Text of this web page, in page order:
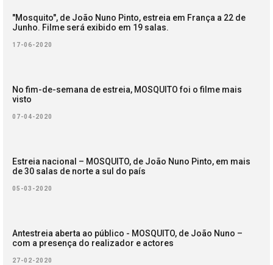
"Mosquito", de João Nuno Pinto, estreia em França a 22 de
Junho. Filme será exibido em 19 salas.
17-06-2020
No fim-de-semana de estreia, MOSQUITO foi o filme mais
visto
07-04-2020
Estreia nacional – MOSQUITO, de João Nuno Pinto, em mais
de 30 salas de norte a sul do país
05-03-2020
Antestreia aberta ao público - MOSQUITO, de João Nuno –
com a presença do realizador e actores
27-02-2020